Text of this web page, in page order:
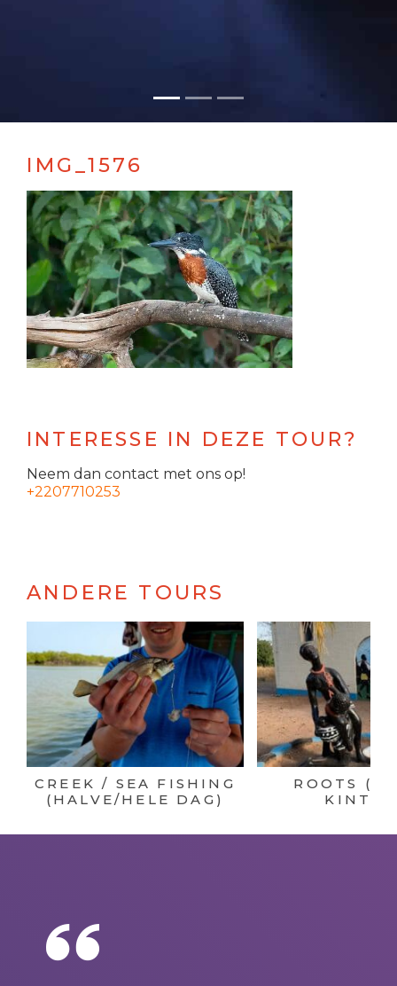
IMG_1576
INTERESSE IN DEZE TOUR?
Neem dan contact met ons op!
+2207710253
ANDERE TOURS
CREEK / SEA FISHING
(HALVE/HELE DAG)
ROOTS